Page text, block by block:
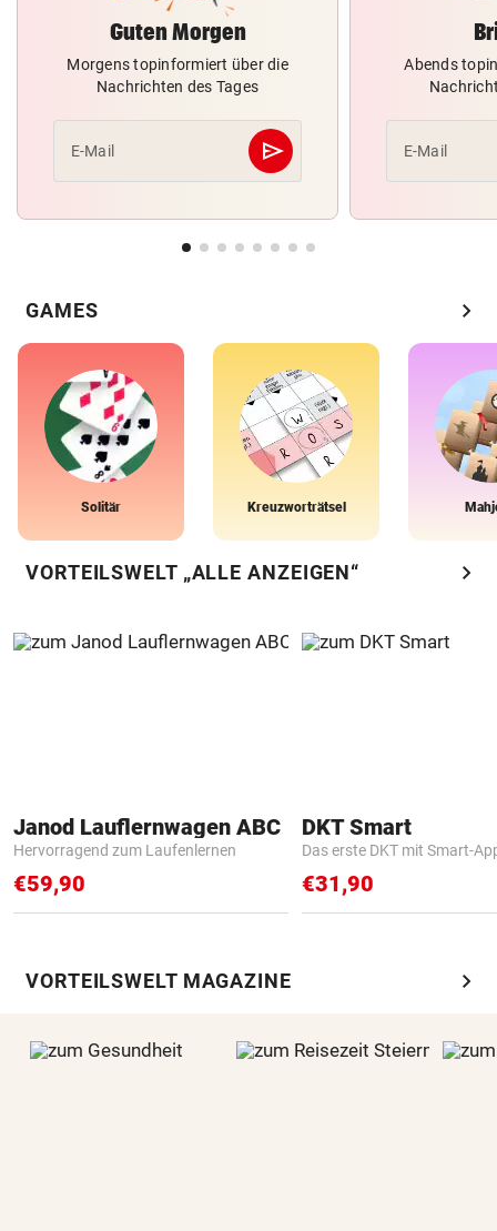
Guten Morgen
Morgens topinformiert über die
Nachrichten des Tages
E-Mail send
Abschicken
Abends
E-Mail
GAMES chevron_right
Solitär Kreuzworträtsel
VORTEILSWELT „ALLE ANZEIGEN“ chevron_right
Janod Lauflernwagen ABC
Hervorragend zum Laufenlernen
€59,90
DKT Smart
Das erste DKT mit Smart-
€31,90
VORTEILSWELT MAGAZINE chevron_right